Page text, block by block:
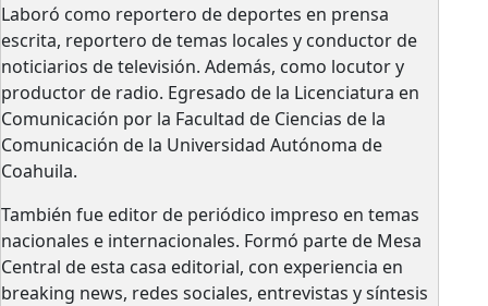
Laboró como reportero de deportes en prensa
escrita, reportero de temas locales y conductor de
noticiarios de televisión. Además, como locutor y
productor de radio. Egresado de la Licenciatura en
Comunicación por la Facultad de Ciencias de la
Comunicación de la Universidad Autónoma de
Coahuila.
También fue editor de periódico impreso en temas
nacionales e internacionales. Formó parte de Mesa
Central de esta casa editorial, con experiencia en
breaking news, redes sociales, entrevistas y síntesis